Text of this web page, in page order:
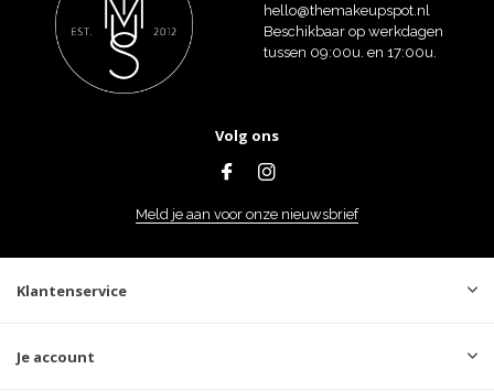
hello@themakeupspot.nl
Beschikbaar op werkdagen
tussen 09:00u. en 17:00u.
Volg ons
Meld je aan voor onze nieuwsbrief
Klantenservice
Je account